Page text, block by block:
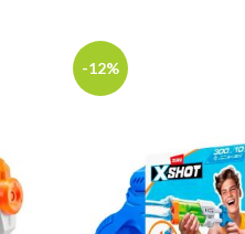
-12%